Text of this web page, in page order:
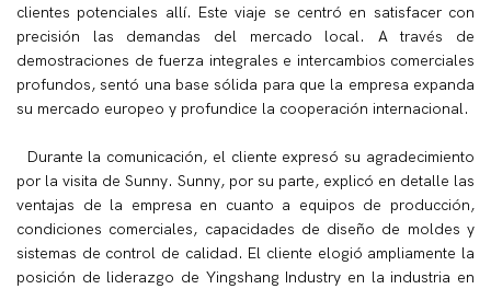
clientes potenciales allí. Este viaje se centró en satisfacer con
precisión las demandas del mercado local. A través de
demostraciones de fuerza integrales e intercambios comerciales
profundos, sentó una base sólida para que la empresa expanda
su mercado europeo y profundice la cooperación internacional.
Durante la comunicación, el cliente expresó su agradecimiento
por la visita de Sunny. Sunny, por su parte, explicó en detalle las
ventajas de la empresa en cuanto a equipos de producción,
condiciones comerciales, capacidades de diseño de moldes y
sistemas de control de calidad. El cliente elogió ampliamente la
posición de liderazgo de Yingshang Industry en la industria en